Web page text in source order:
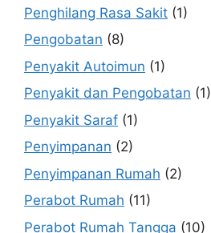
Penghilang Rasa Sakit (1)
Pengobatan (8)
Penyakit Autoimun (1)
Penyakit dan Pengobatan (1)
Penyakit Saraf (1)
Penyimpanan (2)
Penyimpanan Rumah (2)
Perabot Rumah (11)
Perabot Rumah Tangga (10)